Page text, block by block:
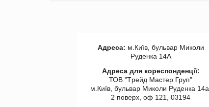
Адреса: м.Київ, бульвар Миколи
Руденка 14А
Адреса для кореспонденції:
ТОВ "Tрейд Мастер Груп"
м.Київ, бульвар Миколи Руденка 14а,
2 поверх, оф 121, 03194